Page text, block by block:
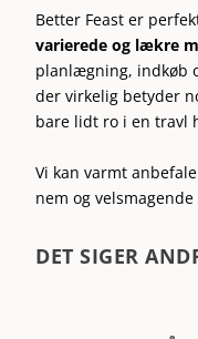
Better Feast er
varierede og lækre
planlægning, indkøb
der virkelig betyder
bare lidt ro i en travl
Vi kan varmt
nem og
DET SIGER